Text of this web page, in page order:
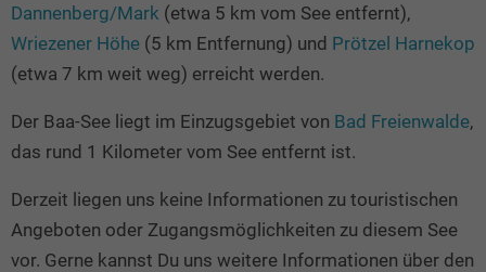
Auszeit & Wellness
Häuser auf dem Wasser
Hundefreundliche Unterkünfte
Top Seen nach Regionen
Deutschlands Lieblingsseen
Österreich
Frankreich
Niederlande
Dannenberg/Mark (etwa 5 km vom See entfernt),
Wriezener Höhe (5 km Entfernung) und Prötzel Harnekop
(etwa 7 km weit weg) erreicht werden.
Der Baa-See liegt im Einzugsgebiet von Bad Freienwalde,
das rund 1 Kilometer vom See entfernt ist.
Derzeit liegen uns keine Informationen zu touristischen
Angeboten oder Zugangsmöglichkeiten zu diesem See
vor. Gerne kannst Du uns weitere Informationen über den